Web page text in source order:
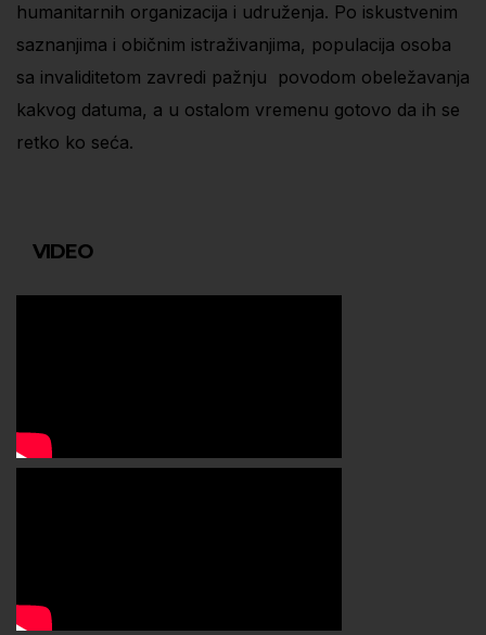
humanitarnih organizacija i udruženja. Po iskustvenim
saznanjima i običnim istraživanjima, populacija osoba
sa invaliditetom zavredi pažnju povodom obeležavanja
kakvog datuma, a u ostalom vremenu gotovo da ih se
retko ko seća.
VIDEO